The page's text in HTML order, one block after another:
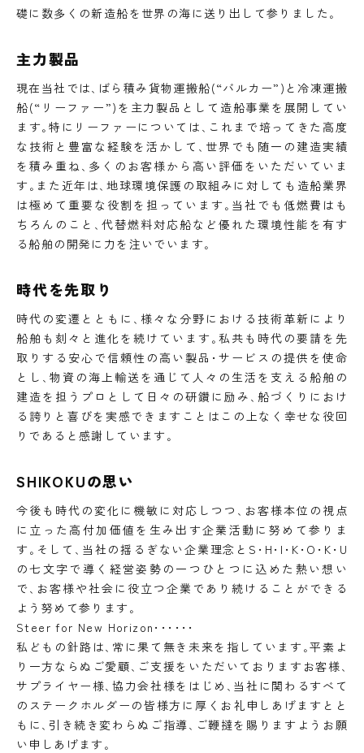
礎に数多くの新造船を世界の海に送り出して参りました｡
主力製品
現在当社では､ばら積み貨物運搬船(“バルカー”)と冷凍運搬
船(“リーファー”)を主力製品として造船事業を展開してい
ます｡特にリーファーについては､これまで培ってきた高度
な技術と豊富な経験を活かして､世界でも随一の建造実績
を積み重ね､多くのお客様から高い評価をいただいていま
す｡また近年は､地球環境保護の取組みに対しても造船業界
は極めて重要な役割を担っています｡当社でも低燃費はも
ちろんのこと､代替燃料対応船など優れた環境性能を有す
る船舶の開発に力を注いでいます｡
時代を先取り
時代の変遷とともに､様々な分野における技術革新により
船舶も刻々と進化を続けています｡私共も時代の要請を先
取りする安心で信頼性の高い製品･サービスの提供を使命
とし､物資の海上輸送を通じて人々の生活を支える船舶の
建造を担うプロとして日々の研鑽に励み､船づくりにおけ
る誇りと喜びを実感できますことはこの上なく幸せな役回
りであると感謝しています｡
SHIKOKUの思い
今後も時代の変化に機敏に対応しつつ､お客様本位の視点
に立った高付加価値を生み出す企業活動に努めて参りま
す｡そして､当社の揺るぎない企業理念とS･H･I･K･O･K･U
の七文字で導く経営姿勢の一つひとつに込めた熱い想い
で､お客様や社会に役立つ企業であり続けることができる
よう努めて参ります｡
Steer for New Horizon･･････
私どもの針路は､常に果て無き未来を指しています｡平素よ
り一方ならぬご愛顧､ご支援をいただいておりますお客様､
サプライヤー様､協力会社様をはじめ､当社に関わるすべて
のステークホルダーの皆様方に厚くお礼申しあげますとと
もに､引き続き変わらぬご指導､ご鞭撻を賜りますようお願
い申しあげます｡